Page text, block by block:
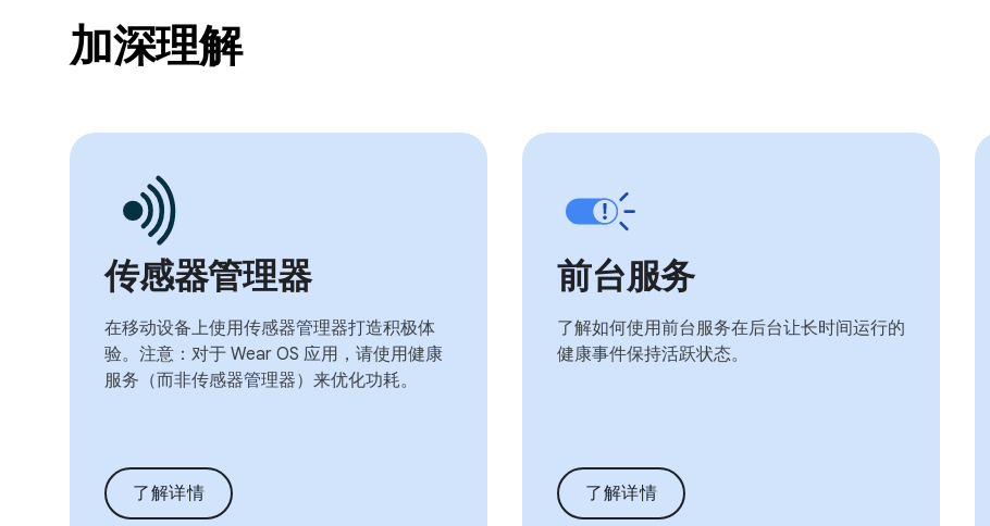
加深理解
传感器管理器
在移动设备上使用传感器管理器打造积极体
验。注意：对于 Wear OS 应用，请使用健康
服务（而非传感器管理器）来优化功耗。
了解详情
前台服务
了解如何使用前台服务在后台让长时间运行的
健康事件保持活跃状态。
了解详情